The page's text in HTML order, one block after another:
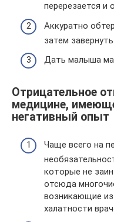
перерезается и
Аккуратно
затем
Дать малыша
Отрицательное
медицине,
негативный опыт
Чаще всего на
которые не
отсюда
возникающие
халатности